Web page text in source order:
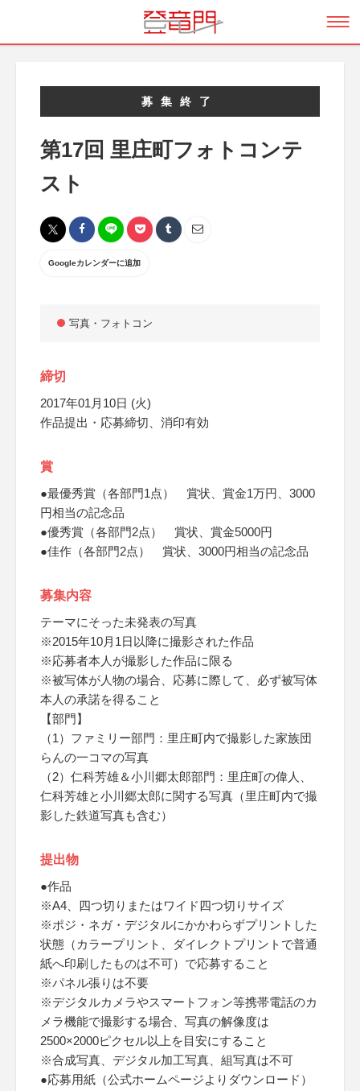
募集終了
第17回 里庄町フォトコンテ
スト
Googleカレンダーに追加
写真・フォトコン
締切
2017年01月10日 (火)
作品提出・応募締切、消印有効
賞
●最優秀賞（各部門1点） 賞状、賞金1万円、3000
円相当の記念品
●優秀賞（各部門2点） 賞状、賞金5000円
●佳作（各部門2点） 賞状、3000円相当の記念品
募集内容
テーマにそった未発表の写真
※2015年10月1日以降に撮影された作品
※応募者本人が撮影した作品に限る
※被写体が人物の場合、応募に際して、必ず被写体
本人の承諾を得ること
【部門】
（1）ファミリー部門：里庄町内で撮影した家族団
らんの一コマの写真
（2）仁科芳雄＆小川郷太郎部門：里庄町の偉人、
仁科芳雄と小川郷太郎に関する写真（里庄町内で撮
影した鉄道写真も含む）
提出物
●作品
※A4、四つ切りまたはワイド四つ切りサイズ
※ポジ・ネガ・デジタルにかかわらずプリントした
状態（カラープリント、ダイレクトプリントで普通
紙へ印刷したものは不可）で応募すること
※パネル張りは不要
※デジタルカメラやスマートフォン等携帯電話のカ
メラ機能で撮影する場合、写真の解像度は
2500×2000ピクセル以上を目安にすること
※合成写真、デジタル加工写真、組写真は不可
●応募用紙（公式ホームページよりダウンロード）